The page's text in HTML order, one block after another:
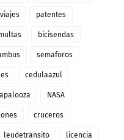
viajes patentes
bicisendas
semaforos
cedulaazul
NASA
cruceros
leudetransito licencia